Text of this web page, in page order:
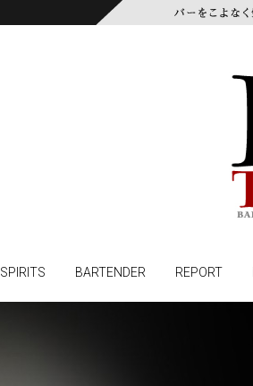
SPIRITS BARTENDER REPORT